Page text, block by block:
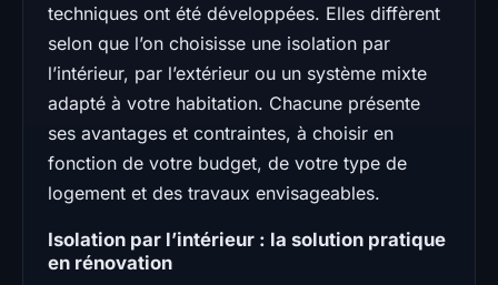
techniques ont été développées. Elles diffèrent
selon que l’on choisisse une isolation par
l’intérieur, par l’extérieur ou un système mixte
adapté à votre habitation. Chacune présente
ses avantages et contraintes, à choisir en
fonction de votre budget, de votre type de
logement et des travaux envisageables.
Isolation par l’intérieur : la solution pratique
en rénovation